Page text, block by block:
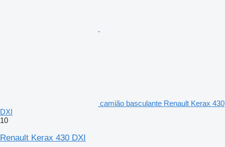
camião basculante Renault Kerax 430
DXI
10
Renault Kerax 430 DXI